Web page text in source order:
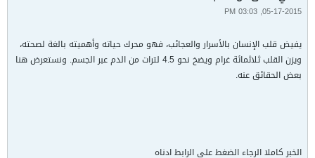
05-17-2015, 03:03 PM
يفيض قلب الإنسان بالأسرار والعجائب، فهو محرك حياته وأهميته بالغة لصحته،
ويزن القلب ثلاثمائة غرام ويضخ نحو 4.5 لترات من الدم عبر الجسم. ونستعرض هنا
بعض الحقائق عنه.
الخبر كاملا الرجاء الضغط على الرابط ادناه